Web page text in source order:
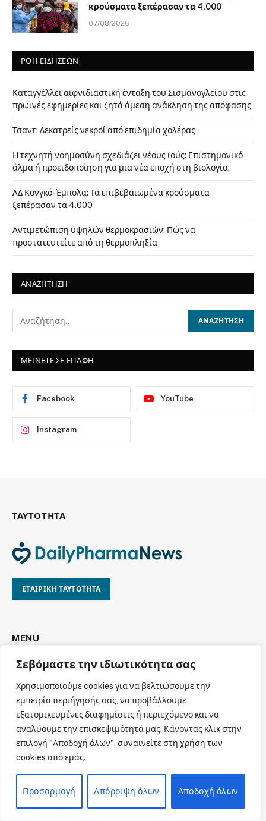
Σεβόμαστε την ιδιωτικότητα σας
Χρησιμοποιούμε cookies για να βελτιώσουμε την
εμπειρία περιήγησής σας, να προβάλλουμε
εξατομικευμένες διαφημίσεις ή περιεχόμενο και να
αναλύουμε την επισκεψιμότητά μας. Κάνοντας κλικ στην
επιλογή "Αποδοχή όλων", συναινείτε στη χρήση των
cookies από εμάς.
Προσαρμογή Απόρριψη όλων Αποδοχή όλων
κρούσματα ξεπέρασαν τα 4.000
07/08/2026
ΡΟΗ ΕΙΔΗΣΕΩΝ
Καταγγέλλει αιφνιδιαστική ένταξη του Σισμανογλείου στις
πρωινές εφημερίες και ζητά άμεση ανάκληση της απόφασης
Τσαντ: Δεκατρείς νεκροί από επιδημία χολέρας
Η τεχνητή νοημοσύνη σχεδιάζει νέους ιούς: Επιστημονικό
άλμα ή προειδοποίηση για μια νέα εποχή στη βιολογία;
ΛΔ Κονγκό-Έμπολα: Τα επιβεβαιωμένα κρούσματα
ξεπέρασαν τα 4.000
Αντιμετώπιση υψηλών θερμοκρασιών: Πώς να
προστατευτείτε από τη θερμοπληξία
ΑΝΑΖΗΤΗΣΗ
ΜΕΙΝΕΤΕ ΣΕ ΕΠΑΦΗ
Facebook YouTube
Instagram
ΤΑΥΤΟΤΗΤΑ
ΕΤΑΙΡΙΚΗ ΤΑΥΤΟΤΗΤΑ
MENU
Αρχική
Όροι χρήσης
Πολιτική cookies
Πολιτική απορρήτου
Πνευματική Ιδιοκτησία
Επικοινωνία